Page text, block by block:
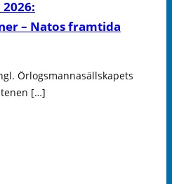
– Natos framtida
Örlogsmannasällskapets
[…]